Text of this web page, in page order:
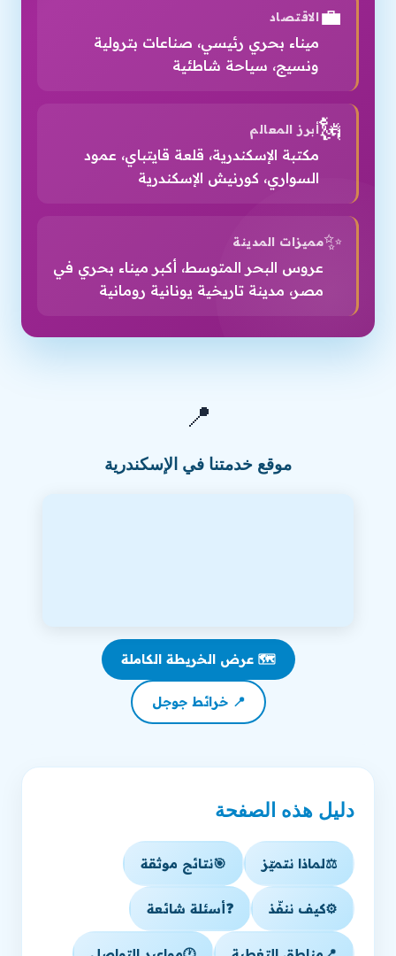
💼 الاقتصاد
ميناء بحري رئيسي، صناعات بترولية
ونسيج، سياحة شاطئية
🗽أبرز المعالم
مكتبة الإسكندرية، قلعة قايتباي، عمود
السواري، كورنيش الإسكندرية
✨مميزات المدينة
عروس البحر المتوسط، أكبر ميناء بحري في
مصر، مدينة تاريخية يونانية رومانية
📍
موقع خدمتنا في الإسكندرية
🗺️ عرض الخريطة الكاملة
📍 خرائط جوجل
دليل هذه الصفحة
⚖️لماذا نتميّز 🎯نتائج موثقة
⚙️كيف ننفّذ ❓أسئلة شائعة